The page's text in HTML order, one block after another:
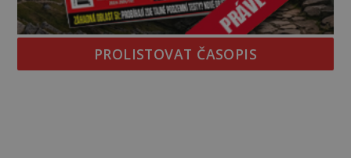
PROLISTOVAT ČASOPIS